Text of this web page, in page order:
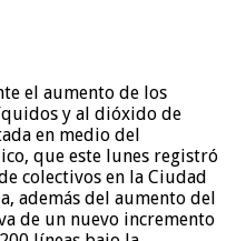
el aumento de los
y al dióxido de
en medio del
que este lunes registró
colectivos en la Ciudad
además del aumento del
de un nuevo incremento